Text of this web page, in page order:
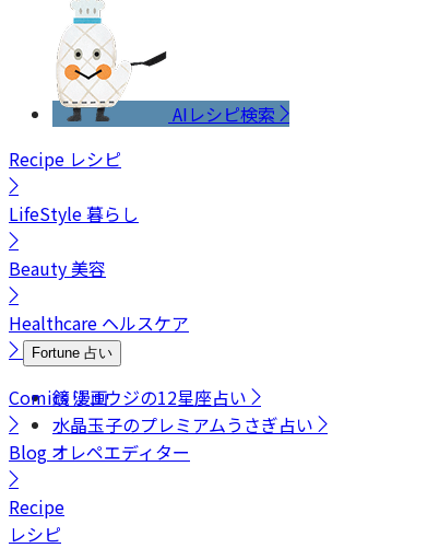
AIレシピ検索
Recipe レシピ
LifeStyle暮らし
Beauty美容
Healthcare ヘルスケア
Fortune 占い
鏡リュウジの12星座占い
水晶玉子のプレミアムうさぎ占い
Comics漫画
Blog オレペエディター
Recipe
レシピ